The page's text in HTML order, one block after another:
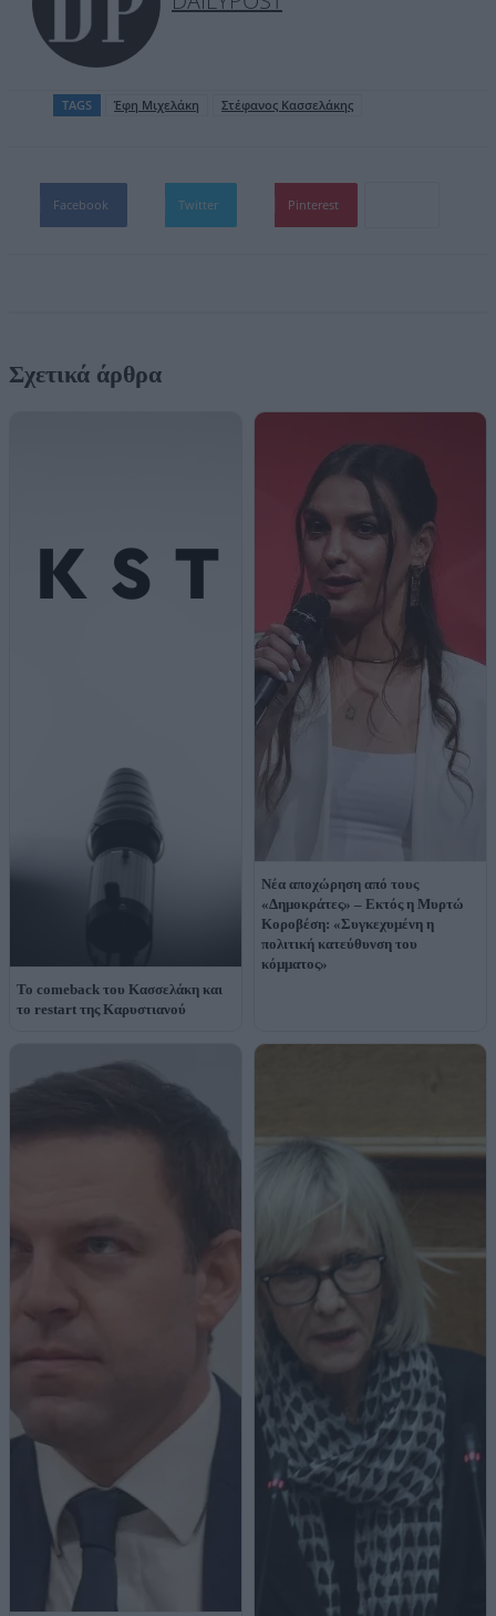
TAGS Έφη Μιχελάκη Στέφανος Κασσελάκης
Facebook Twitter Pinterest
Σχετικά άρθρα
Το comeback του Κασσελάκη και
το restart της Καρυστιανού
Νέα αποχώρηση από τους
«Δημοκράτες» – Εκτός η Μυρτώ
Κοροβέση: «Συγκεχυμένη η
πολιτική κατεύθυνση του
κόμματος»